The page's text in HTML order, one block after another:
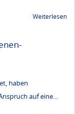
Weiterlesen
haben
auf eine...